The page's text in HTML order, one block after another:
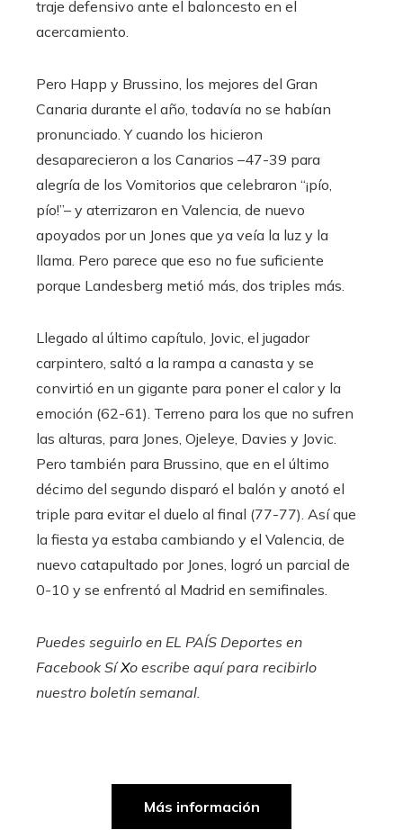
traje defensivo ante el baloncesto en el
acercamiento.
Pero Happ y Brussino, los mejores del Gran
Canaria durante el año, todavía no se habían
pronunciado. Y cuando los hicieron
desaparecieron a los Canarios –47-39 para
alegría de los Vomitorios que celebraron “¡pío,
pío!”– y aterrizaron en Valencia, de nuevo
apoyados por un Jones que ya veía la luz y la
llama. Pero parece que eso no fue suficiente
porque Landesberg metió más, dos triples más.
Llegado al último capítulo, Jovic, el jugador
carpintero, saltó a la rampa a canasta y se
convirtió en un gigante para poner el calor y la
emoción (62-61). Terreno para los que no sufren
las alturas, para Jones, Ojeleye, Davies y Jovic.
Pero también para Brussino, que en el último
décimo del segundo disparó el balón y anotó el
triple para evitar el duelo al final (77-77). Así que
la fiesta ya estaba cambiando y el Valencia, de
nuevo catapultado por Jones, logró un parcial de
0-10 y se enfrentó al Madrid en semifinales.
Puedes seguirlo en EL PAÍS Deportes en
FacebookSíXo escribe aquí para recibirlo
nuestro boletín semanal.
Más información